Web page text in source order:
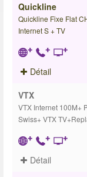
Quickline
Quickline Fixe Flat
Internet S + TV
Détail
VTX
VTX Internet 100M+
Swiss+ VTX
Détail